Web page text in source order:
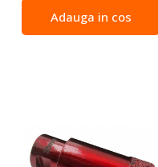
Profesional Standard -
calitate profesionala de
Adauga in cos